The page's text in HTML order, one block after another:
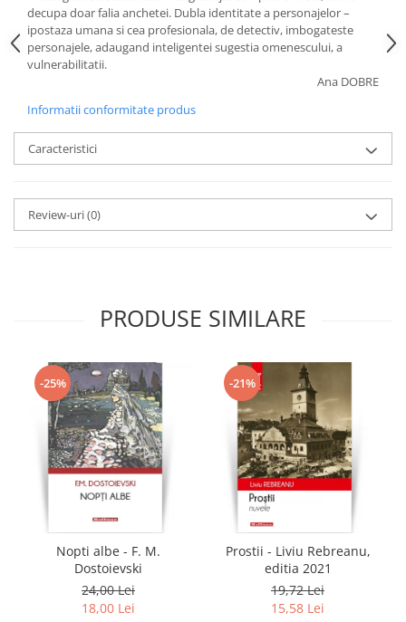
decupa doar falia anchetei. Dubla identitate a personajelor –
ipostaza umana si cea profesionala, de detectiv, imbogateste
personajele, adaugand inteligentei sugestia omenescului, a
vulnerabilitatii.
Ana DOBRE
Informatii conformitate produs
Caracteristici
Review-uri(0)
PRODUSE SIMILARE
-25%
Nopti albe - F. M.
Dostoievski
24,00 Lei
18,00 Lei
-21%
Prostii - Liviu Rebreanu,
editia 2021
19,72 Lei
15,58 Lei